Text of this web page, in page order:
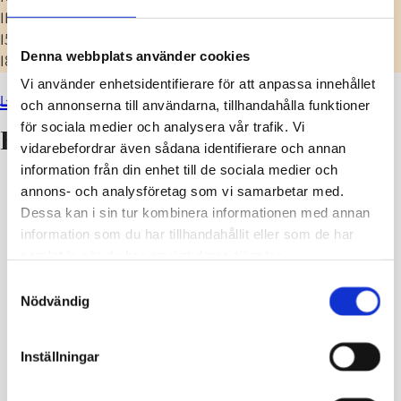
Denna webbplats använder cookies
Vi använder enhetsidentifierare för att anpassa innehållet
och annonserna till användarna, tillhandahålla funktioner
för sociala medier och analysera vår trafik. Vi
vidarebefordrar även sådana identifierare och annan
information från din enhet till de sociala medier och
annons- och analysföretag som vi samarbetar med.
Dessa kan i sin tur kombinera informationen med annan
information som du har tillhandahållit eller som de har
Nödvändig
Inställningar
11–18.00 Fartygspresentation
15.30 Flyguppvisning Midnight Hawks
18–21.00 MILjazz-parkkonsert
Läs mer om Försvarets fanfest på puolustusvoimat.fi
Evenemangsplatser på kartan